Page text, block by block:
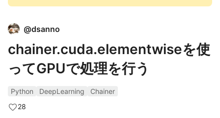
@dsanno
chainer.cuda.elementwiseを使
ってGPUで処理を行う
Python DeepLearning
Chainer
28